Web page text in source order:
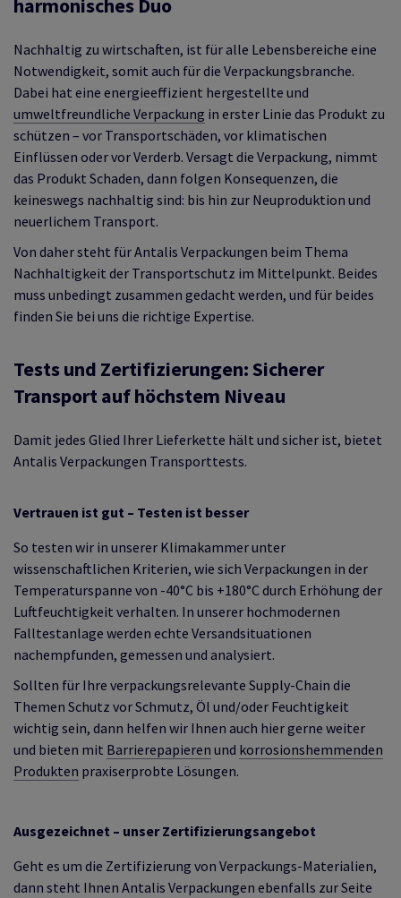
harmonisches Duo
Nachhaltig zu wirtschaften, ist für alle Lebensbereiche eine
Notwendigkeit, somit auch für die Verpackungsbranche.
Dabei hat eine energieeffizient hergestellte und
umweltfreundliche Verpackung in erster Linie das Produkt zu
schützen – vor Transportschäden, vor klimatischen
Einflüssen oder vor Verderb. Versagt die Verpackung, nimmt
das Produkt Schaden, dann folgen Konsequenzen, die
keineswegs nachhaltig sind: bis hin zur Neuproduktion und
neuerlichem Transport.
Von daher steht für Antalis Verpackungen beim Thema
Nachhaltigkeit der Transportschutz im Mittelpunkt. Beides
muss unbedingt zusammen gedacht werden, und für beides
finden Sie bei uns die richtige Expertise.
Tests und Zertifizierungen: Sicherer
Transport auf höchstem Niveau
Damit jedes Glied Ihrer Lieferkette hält und sicher ist, bietet
Antalis Verpackungen Transporttests.
Vertrauen ist gut – Testen ist besser
So testen wir in unserer Klimakammer unter
wissenschaftlichen Kriterien, wie sich Verpackungen in der
Temperaturspanne von -40°C bis +180°C durch Erhöhung der
Luftfeuchtigkeit verhalten. In unserer hochmodernen
Falltestanlage werden echte Versandsituationen
nachempfunden, gemessen und analysiert.
Sollten für Ihre verpackungsrelevante Supply-Chain die
Themen Schutz vor Schmutz, Öl und/oder Feuchtigkeit
wichtig sein, dann helfen wir Ihnen auch hier gerne weiter
und bieten mit Barrierepapieren und korrosionshemmenden
Produkten praxiserprobte Lösungen.
Ausgezeichnet – unser Zertifizierungsangebot
Geht es um die Zertifizierung von Verpackungs-Materialien,
dann steht Ihnen Antalis Verpackungen ebenfalls zur Seite